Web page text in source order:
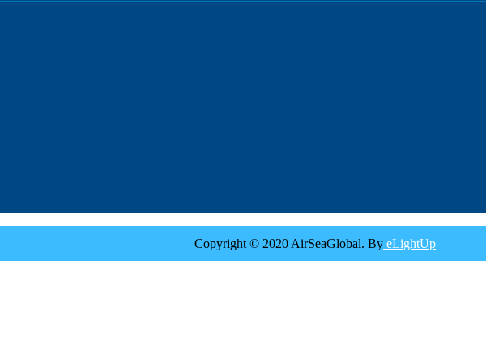
Copyright © 2020 AirSeaGlobal. By eLightUp